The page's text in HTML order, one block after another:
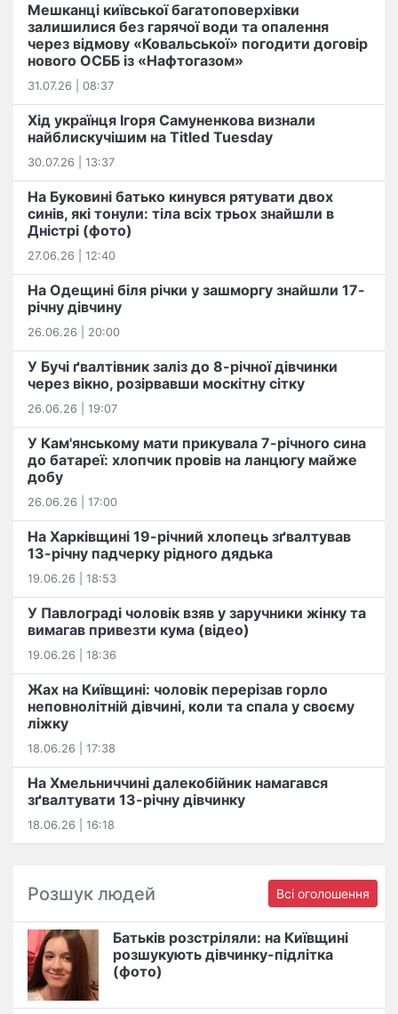
Мешканці київської багатоповерхівки
залишилися без гарячої води та опалення
через відмову «Ковальської» погодити договір
нового ОСББ із «Нафтогазом»
31.07.26 | 08:37
Хід українця Ігоря Самуненкова визнали
найблискучішим на Titled Tuesday
30.07.26 | 13:37
На Буковині батько кинувся рятувати двох
синів, які тонули: тіла всіх трьох знайшли в
Дністрі (фото)
27.06.26 | 12:40
На Одещині біля річки у зашморгу знайшли 17-
річну дівчину
26.06.26 | 20:00
У Бучі ґвалтівник заліз до 8-річної дівчинки
через вікно, розірвавши москітну сітку
26.06.26 | 19:07
У Кам'янському мати прикувала 7-річного сина
до батареї: хлопчик провів на ланцюгу майже
добу
26.06.26 | 17:00
На Харківщині 19-річний хлопець​ ️зґвалтував
13-річну падчерку рідного дядька
19.06.26 | 18:53
У Павлограді чоловік взяв у заручники жінку та
вимагав привезти кума (відео)
19.06.26 | 18:36
Жах на Київщині: чоловік перерізав горло
неповнолітній дівчині, коли та спала у своєму
ліжку
18.06.26 | 17:38
На Хмельниччині далекобійник намагався
зґвалтувати 13-річну дівчинку
18.06.26 | 16:18
Розшук людей Всі оголошення
Батьків розстріляли: на Київщині
розшукують дівчинку-підлітка
(фото)